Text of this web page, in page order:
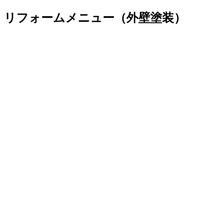
リフォームメニュー（外壁塗装）